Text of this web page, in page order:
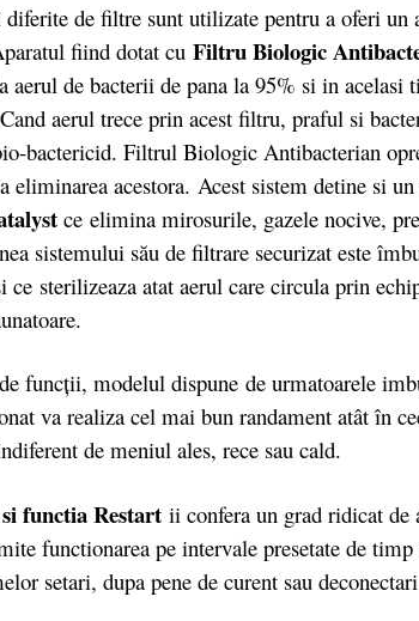
de filtre sunt utilizate pentru a oferi un
fiind dotat cu Filtru Biologic
aerul de bacterii de pana la 95% si in
aerul trece prin acest filtru, praful si
bactericid. Filtrul Biologic Antibacterian
eliminarea acestora. Acest sistem detine si
ce elimina mirosurile, gazele nocive,
sistemului său de filtrare securizat este
ce sterilizeaza atat aerul care circula prin
funcții, modelul dispune de urmatoarele
va realiza cel mai bun randament atât în
de meniul ales, rece sau cald.
functia Restart ii confera un grad ridicat
functionarea pe intervale presetate de
setari, dupa pene de curent sau